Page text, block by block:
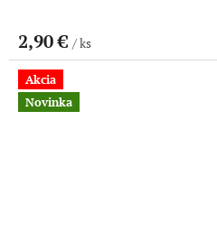
2,90 € / ks
Akcia
Novinka